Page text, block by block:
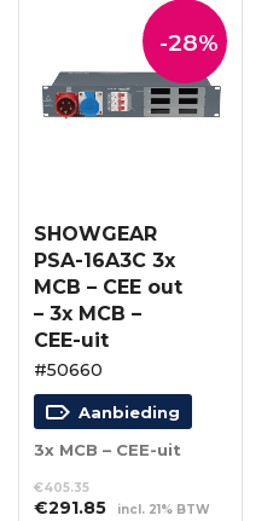
-28%
SHOWGEAR
PSA-16A3C 3x
MCB – CEE out
– 3x MCB –
CEE-uit
#50660
Aanbieding
3x MCB – CEE-uit
€405.35
Oorspronkelijke
€291.85Huidige
incl. 21% BTW